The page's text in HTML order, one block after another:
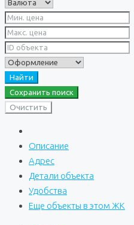
Найти
Сохранить поиск
Очистить
Описание
Адрес
Детали объекта
Удобства
Еще объекты в этом ЖК